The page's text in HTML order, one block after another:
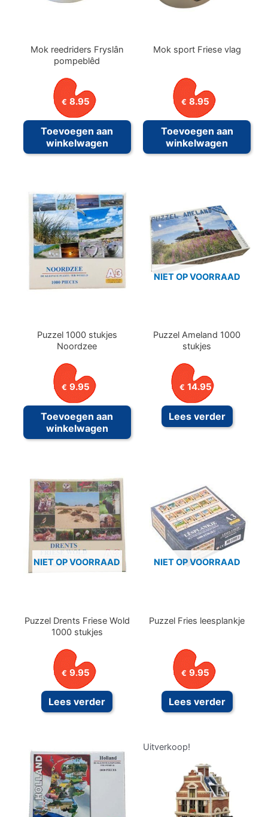
Mok reedriders Fryslân
pompeblêd
€ 8.95
Toevoegen aan
winkelwagen
Mok sport Friese vlag
€ 8.95
Toevoegen aan
winkelwagen
Puzzel 1000 stukjes
Noordzee
€ 9.95
Toevoegen aan
winkelwagen
NIET OP VOORRAAD
Puzzel Ameland 1000
stukjes
€ 14.95
Lees verder
NIET OP VOORRAAD
Puzzel Drents Friese Wold
1000 stukjes
€ 9.95
Lees verder
NIET OP VOORRAAD
Puzzel Fries leesplankje
€ 9.95
Lees verder
Uitverkoop!